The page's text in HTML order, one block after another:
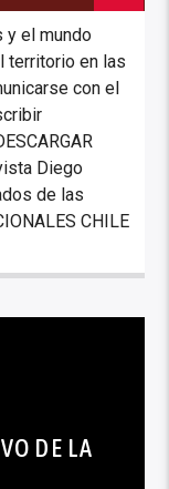
el mundo
territorio en las
con el
Diego
de las
CHILE
DE LA